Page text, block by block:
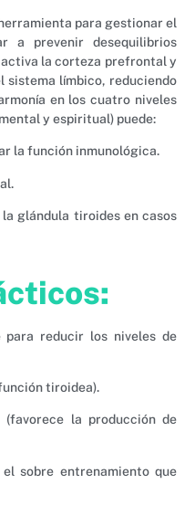
para gestionar el
a prevenir desequilibrios
la corteza prefrontal y
sistema límbico, reduciendo
en los cuatro niveles
y espiritual) puede:
la función inmunológica.
glándula tiroides en casos
reducir los niveles de
tiroidea).
la producción de
sobre entrenamiento que